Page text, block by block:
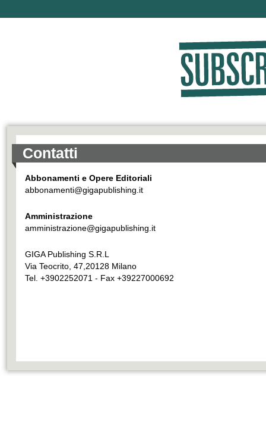
Contatti
Abbonamenti e Opere Editoriali
abbonamenti@gigapublishing.it
Amministrazione
amministrazione@gigapublishing.it
GIGA Publishing S.R.L
Via Teocrito, 47,20128 Milano
Tel. +3902252071 - Fax +39227000692